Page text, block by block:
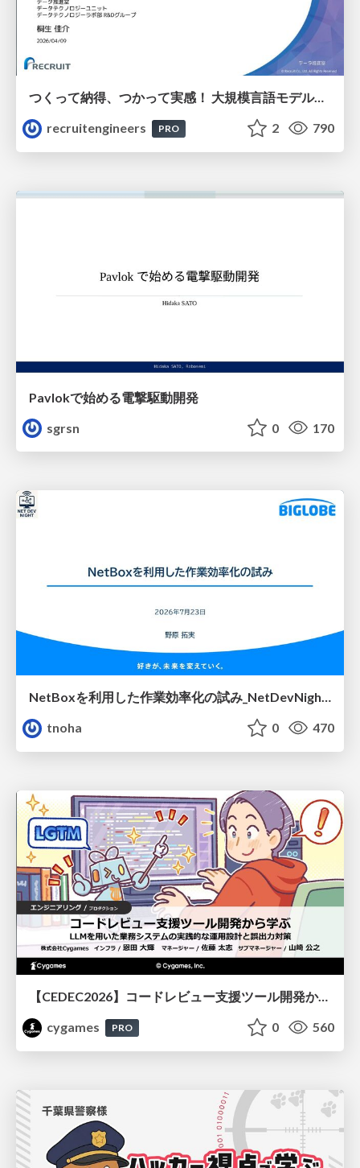
つくって納得、つかって実感！ 大規模言語モデルことはじめ ver2.0
recruitengineers
PRO 2 790
Pavlokで始める電撃駆動開発
sgrsn
0 170
NetBoxを利用した作業効率化の試み_NetDevNight4
tnoha
0 470
【CEDEC2026】コードレビュー支援ツール開発から学ぶ：LLMを用いた業務システムの実践的な運用設計と誤出力対策
cygames
PRO 0 560